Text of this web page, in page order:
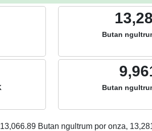
Butan
Butan
Butan ngultrum por onza,